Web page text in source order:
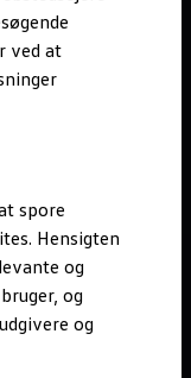
ved at
spore
Hensigten
og
og
og
shop
bilen
kort og radio